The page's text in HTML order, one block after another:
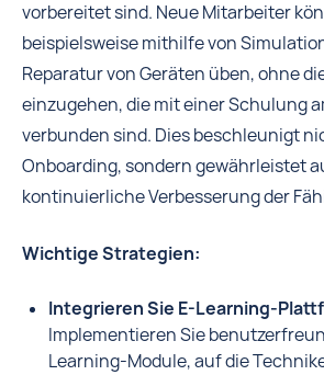
vorbereitet sind. Neue Mitarbeiter
beispielsweise mithilfe von
Reparatur von Geräten üben, ohne
einzugehen, die mit einer Schulung
verbunden sind. Dies beschleunigt
Onboarding, sondern gewährleistet
kontinuierliche Verbesserung der
Wichtige Strategien:
Integrieren Sie E-Learning-
Implementieren Sie
Learning-Module, auf die